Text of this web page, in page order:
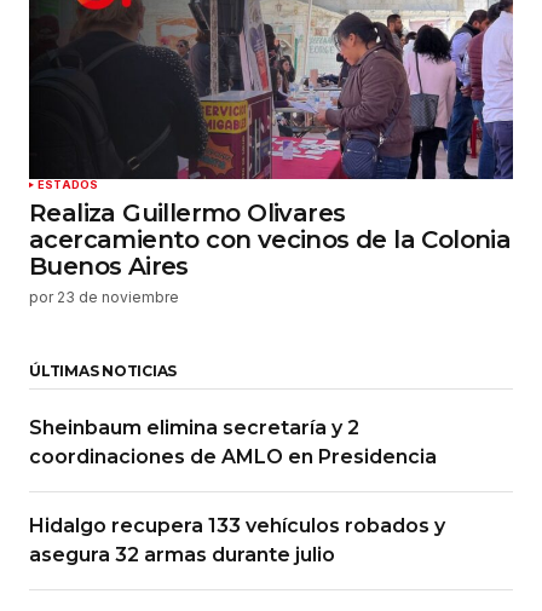
ESTADOS
Realiza Guillermo Olivares
acercamiento con vecinos de la Colonia
Buenos Aires
por 23 de noviembre
ÚLTIMAS NOTICIAS
Sheinbaum elimina secretaría y 2
coordinaciones de AMLO en Presidencia
Hidalgo recupera 133 vehículos robados y
asegura 32 armas durante julio